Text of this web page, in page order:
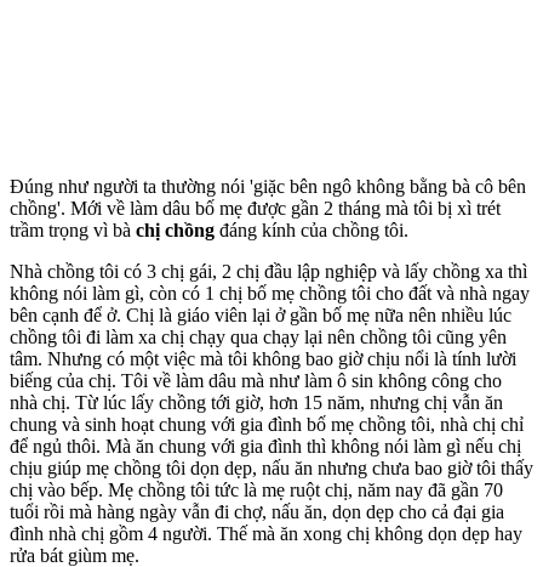
Đúng như người ta thường nói 'giặc bên ngô không bằng bà cô bên
chồng'. Mới về làm dâu bố mẹ được gần 2 tháng mà tôi bị xì trét
trầm trọng vì bà chị chồng đáng kính của chồng tôi.
Nhà chồng tôi có 3 chị gái, 2 chị đầu lập nghiệp và lấy chồng xa thì
không nói làm gì, còn có 1 chị bố mẹ chồng tôi cho đất và nhà ngay
bên cạnh để ở. Chị là giáo viên lại ở gần bố mẹ nữa nên nhiều lúc
chồng tôi đi làm xa chị chạy qua chạy lại nên chồng tôi cũng yên
tâm. Nhưng có một việc mà tôi không bao giờ chịu nổi là tính lười
biếng của chị. Tôi về làm dâu mà như làm ô sin không công cho
nhà chị. Từ lúc lấy chồng tới giờ, hơn 15 năm, nhưng chị vẫn ăn
chung và sinh hoạt chung với gia đình bố mẹ chồng tôi, nhà chị chỉ
để ngủ thôi. Mà ăn chung với gia đình thì không nói làm gì nếu chị
chịu giúp mẹ chồng tôi dọn dẹp, nấu ăn nhưng chưa bao giờ tôi thấy
chị vào bếp. Mẹ chồng tôi tức là mẹ ruột chị, năm nay đã gần 70
tuổi rồi mà hàng ngày vẫn đi chợ, nấu ăn, dọn dẹp cho cả đại gia
đình nhà chị gồm 4 người. Thế mà ăn xong chị không dọn dẹp hay
rửa bát giùm mẹ.